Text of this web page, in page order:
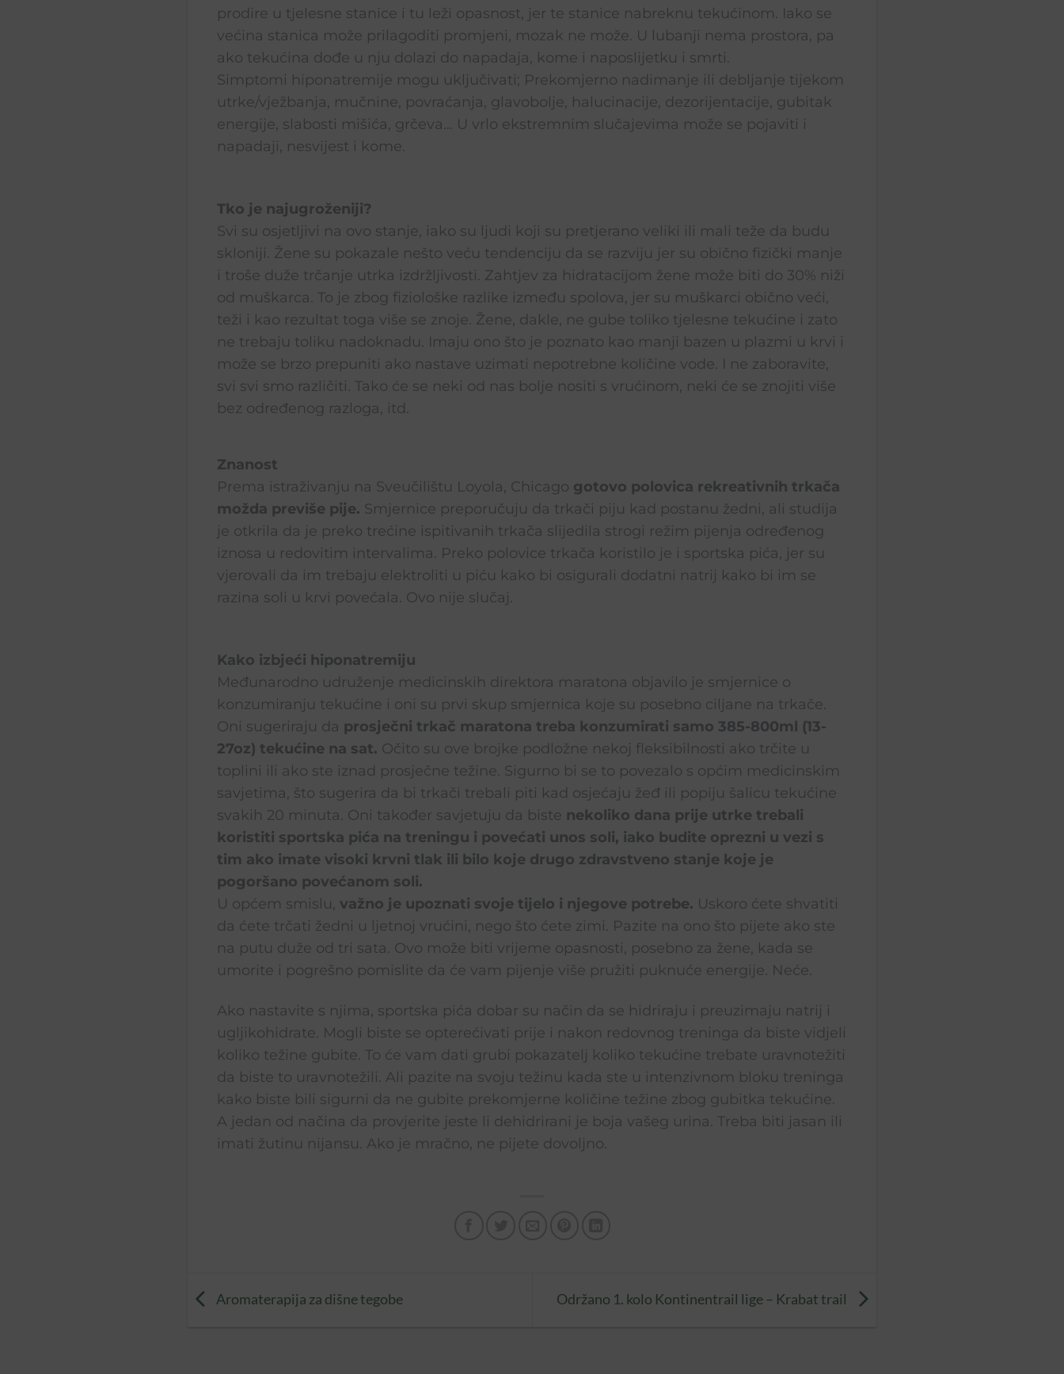
prodire u tjelesne stanice i tu leži opasnost, jer te stanice nabreknu tekućinom. Iako se
većina stanica može prilagoditi promjeni, mozak ne može. U lubanji nema prostora, pa
ako tekućina dođe u nju dolazi do napadaja, kome i naposlijetku i smrti.
Simptomi hiponatremije mogu uključivati; Prekomjerno nadimanje ili debljanje tijekom
utrke/vježbanja, mučnine, povraćanja, glavobolje, halucinacije, dezorijentacije, gubitak
energije, slabosti mišića, grčeva… U vrlo ekstremnim slučajevima može se pojaviti i
napadaji, nesvijest i kome.
Tko je najugroženiji?
Svi su osjetljivi na ovo stanje, iako su ljudi koji su pretjerano veliki ili mali teže da budu
skloniji. Žene su pokazale nešto veću tendenciju da se razviju jer su obično fizički manje
i troše duže trčanje utrka izdržljivosti. Zahtjev za hidratacijom žene može biti do 30% niži
od muškarca. To je zbog fiziološke razlike između spolova, jer su muškarci obično veći,
teži i kao rezultat toga više se znoje. Žene, dakle, ne gube toliko tjelesne tekućine i zato
ne trebaju toliku nadoknadu. Imaju ono što je poznato kao manji bazen u plazmi u krvi i
može se brzo prepuniti ako nastave uzimati nepotrebne količine vode. I ne zaboravite,
svi svi smo različiti. Tako će se neki od nas bolje nositi s vrućinom, neki će se znojiti više
bez određenog razloga, itd.
Znanost
Prema istraživanju na Sveučilištu Loyola, Chicago gotovo polovica rekreativnih trkača
možda previše pije. Smjernice preporučuju da trkači piju kad postanu žedni, ali studija
je otkrila da je preko trećine ispitivanih trkača slijedila strogi režim pijenja određenog
iznosa u redovitim intervalima. Preko polovice trkača koristilo je i sportska pića, jer su
vjerovali da im trebaju elektroliti u piću kako bi osigurali dodatni natrij kako bi im se
razina soli u krvi povećala. Ovo nije slučaj.
Kako izbjeći hiponatremiju
Međunarodno udruženje medicinskih direktora maratona objavilo je smjernice o
konzumiranju tekućine i oni su prvi skup smjernica koje su posebno ciljane na trkače.
Oni sugeriraju da prosječni trkač maratona treba konzumirati samo 385-800ml (13-
27oz) tekućine na sat. Očito su ove brojke podložne nekoj fleksibilnosti ako trčite u
toplini ili ako ste iznad prosječne težine. Sigurno bi se to povezalo s općim medicinskim
savjetima, što sugerira da bi trkači trebali piti kad osjećaju žeđ ili popiju šalicu tekućine
svakih 20 minuta. Oni također savjetuju da biste nekoliko dana prije utrke trebali
koristiti sportska pića na treningu i povećati unos soli, iako budite oprezni u vezi s
tim ako imate visoki krvni tlak ili bilo koje drugo zdravstveno stanje koje je
pogoršano povećanom soli.
U općem smislu, važno je upoznati svoje tijelo i njegove potrebe. Uskoro ćete shvatiti
da ćete trčati žedni u ljetnoj vrućini, nego što ćete zimi. Pazite na ono što pijete ako ste
na putu duže od tri sata. Ovo može biti vrijeme opasnosti, posebno za žene, kada se
umorite i pogrešno pomislite da će vam pijenje više pružiti puknuće energije. Neće.
Ako nastavite s njima, sportska pića dobar su način da se hidriraju i preuzimaju natrij i
ugljikohidrate. Mogli biste se opterećivati prije i nakon redovnog treninga da biste vidjeli
koliko težine gubite. To će vam dati grubi pokazatelj koliko tekućine trebate uravnotežiti
da biste to uravnotežili. Ali pazite na svoju težinu kada ste u intenzivnom bloku treninga
kako biste bili sigurni da ne gubite prekomjerne količine težine zbog gubitka tekućine.
A jedan od načina da provjerite jeste li dehidrirani je boja vašeg urina. Treba biti jasan ili
imati žutinu nijansu. Ako je mračno, ne pijete dovoljno.
Aromaterapija za dišne tegobe Održano 1. kolo Kontinentrail lige – Krabat trail